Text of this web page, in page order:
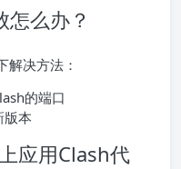
么办？
解决方法：
的端口
版本
应用Clash代